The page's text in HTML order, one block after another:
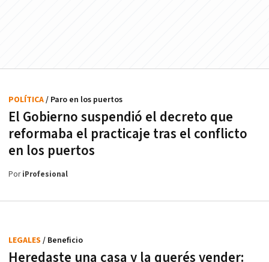
El Gobierno suspendió el decreto que
reformaba el practicaje tras el conflicto
en los puertos
POLÍTICA/ Paro en los puertos
PoriProfesional
Heredaste una casa y la querés vender:
LEGALES / Beneficio